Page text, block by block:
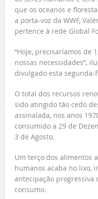
que os oceanos e
a porta-voz da WWF,
pertence à rede Global
“Hoje, precisaríamos de
nossas necessidades”,
divulgado esta segunda-
O total dos recursos
sido atingido tão cedo
assinalada, nos anos
consumido a 29 de
3 de Agosto.
Um terço dos alimentos
humanos acaba no lixo,
antecipação progressiva
consumo.